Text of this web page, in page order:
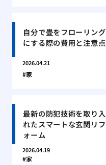
自分で畳をフローリング
にする際の費用と注意点
2026.04.21
家
最新の防犯技術を取り入
れたスマートな玄関リフ
ォーム
2026.04.19
家